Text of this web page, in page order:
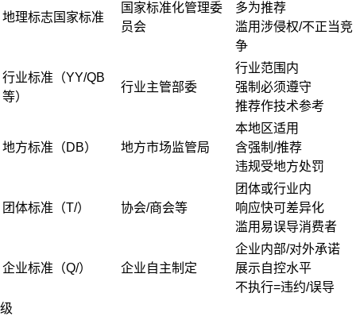
地理标志国家标准
国家标准化管理委
员会
多为推荐
滥用涉侵权/不正当竞
争
行业标准（YY/QB
等）
行业主管部委
行业范围内
强制必须遵守
推荐作技术参考
地方标准（DB） 地方市场监管局
本地区适用
含强制/推荐
违规受地方处罚
团体标准（T/） 协会/商会等
团体或行业内
响应快可差异化
滥用易误导消费者
企业标准（Q/） 企业自主制定
企业内部/对外承诺
展示自控水平
不执行=违约/误导
级